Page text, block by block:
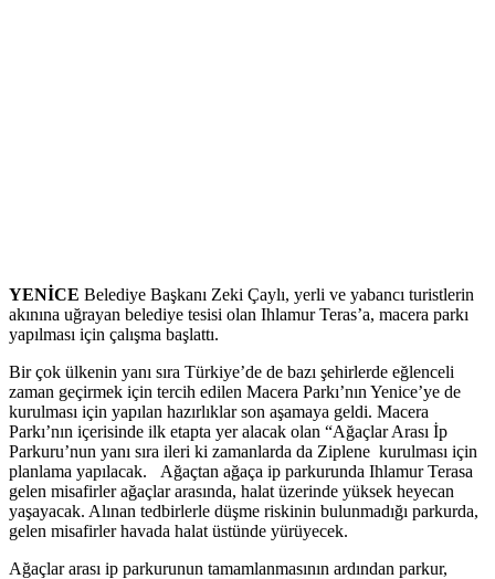
YENİCE Belediye Başkanı Zeki Çaylı, yerli ve yabancı turistlerin
akınına uğrayan belediye tesisi olan Ihlamur Teras’a, macera parkı
yapılması için çalışma başlattı.
Bir çok ülkenin yanı sıra Türkiye’de de bazı şehirlerde eğlenceli
zaman geçirmek için tercih edilen Macera Parkı’nın Yenice’ye de
kurulması için yapılan hazırlıklar son aşamaya geldi. Macera
Parkı’nın içerisinde ilk etapta yer alacak olan “Ağaçlar Arası İp
Parkuru’nun yanı sıra ileri ki zamanlarda da Ziplene kurulması için
planlama yapılacak. Ağaçtan ağaça ip parkurunda Ihlamur Terasa
gelen misafirler ağaçlar arasında, halat üzerinde yüksek heyecan
yaşayacak. Alınan tedbirlerle düşme riskinin bulunmadığı parkurda,
gelen misafirler havada halat üstünde yürüyecek.
Ağaçlar arası ip parkurunun tamamlanmasının ardından parkur,